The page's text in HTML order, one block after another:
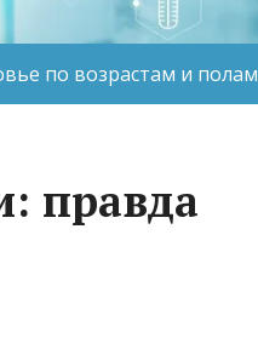
по возрастам и полам
правда